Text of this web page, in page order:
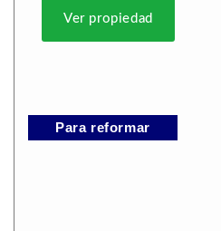
Ver propiedad
Para reformar